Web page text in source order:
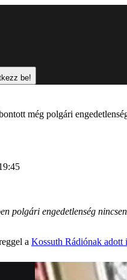
be!
még polgári
polgári engedetlenség
a Kossuth Rádiónak adott